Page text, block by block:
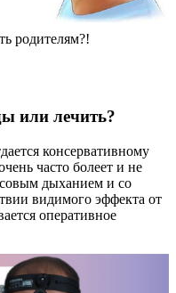
родителям?!
или лечить?
консервативному
часто болеет и не
дыханием и со
видимого эффекта от
оперативное